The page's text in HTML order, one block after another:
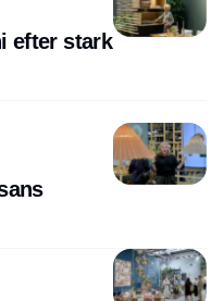
efter stark